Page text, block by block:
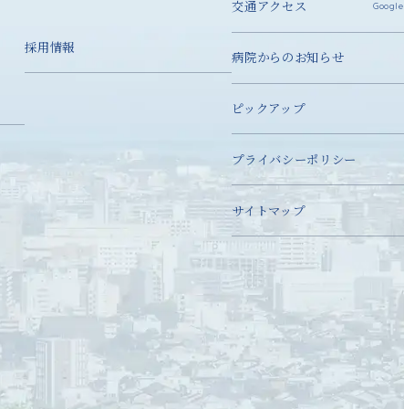
採用情報
交通アクセス
病院からのお知らせ
ピックアップ
プライバシーポリシー
サイトマップ